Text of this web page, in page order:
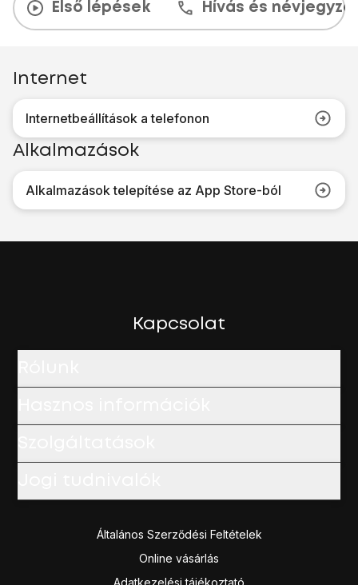
Első lépések Hívás és
Internet
Internetbeállítások a telefonon
Alkalmazások
Alkalmazások telepítése az App Store-ból
Kapcsolat
Általános Szerződési Feltételek
Online vásárlás
Adatkezelési tájékoztató